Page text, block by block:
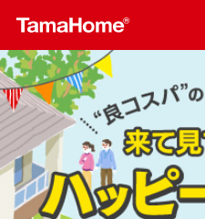
店舗検索
注文住宅